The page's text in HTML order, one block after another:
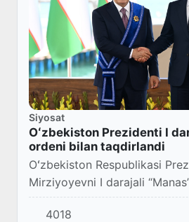
Siyosat
Oʻzbekiston Prezidenti I
ordeni bilan taqdirlandi
Oʻzbekiston Respublikasi
Mirziyoyevni I darajali
taqdirlash marosimi boʻlib
4018